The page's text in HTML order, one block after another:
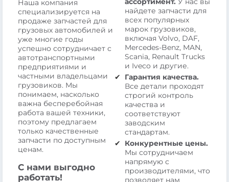
Наша компания
специализируется на
продаже запчастей для
грузовых автомобилей и
уже многие годы
успешно сотрудничает с
автотранспортными
предприятиями и
частными владельцами
грузовиков. Мы
понимаем, насколько
важна бесперебойная
работа вашей техники,
поэтому предлагаем
только качественные
запчасти по доступным
ценам.
С нами выгодно
работать!
найдете запчасти для
всех популярных
марок грузовиков,
включая Volvo, DAF,
Mercedes-Benz, MAN,
Scania, Renault Trucks
и Iveco и другие.
Гарантия качества.
Все детали проходят
строгий контроль
качества и
соответствуют
заводским
стандартам.
Конкурентные цены.
Мы сотрудничаем
напрямую с
производителями, что
позволяет нам